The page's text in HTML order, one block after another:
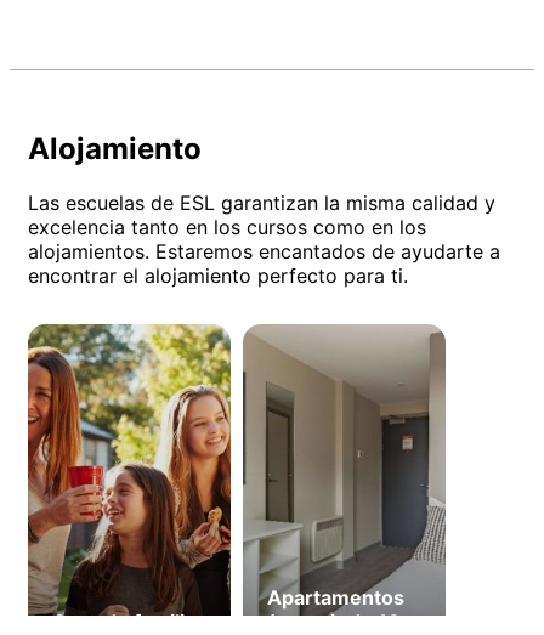
Alojamiento
Las escuelas de ESL garantizan la misma calidad y
excelencia tanto en los cursos como en los
alojamientos. Estaremos encantados de ayudarte a
encontrar el alojamiento perfecto para ti.
Casa de familia
Apartamentos
(a partir de 18